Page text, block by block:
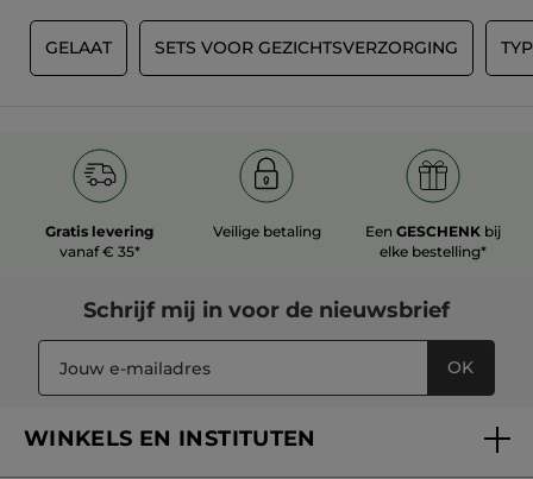
GELAAT SETS VOOR GEZICHTSVERZORGING
Gratis levering
vanaf € 35*
Veilige betaling EenGESCHENK bij
elke bestelling*
Schrijf mij in voor de nieuwsbrief
OK
WINKELS EN INSTITUTEN